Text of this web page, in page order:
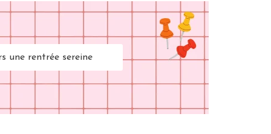
une rentrée sereine